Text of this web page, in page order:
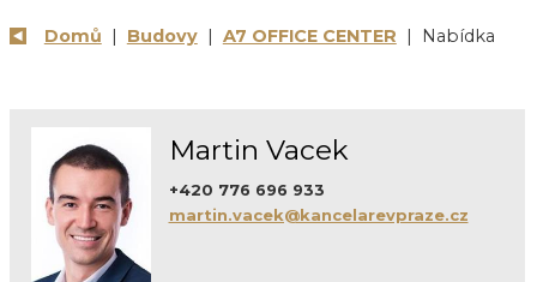
Domů | Budovy| A7 OFFICE CENTER | Nabídka
Martin Vacek
+420 776 696 933
martin.vacek@kancelarevpraze.cz